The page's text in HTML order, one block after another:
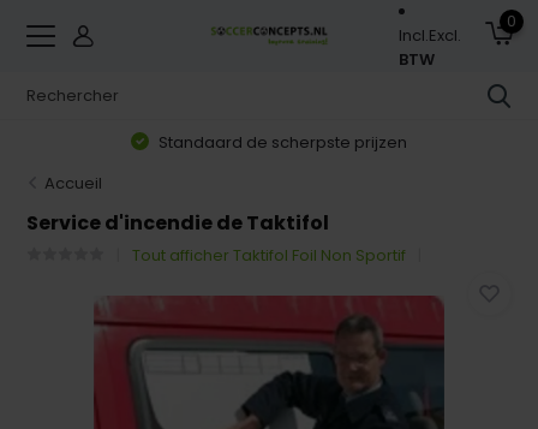
Incl.Excl.
BTW
0
Standaard de scherpste prijzen
Accueil
Service d'incendie de Taktifol
Tout afficher Taktifol Foil Non Sportif